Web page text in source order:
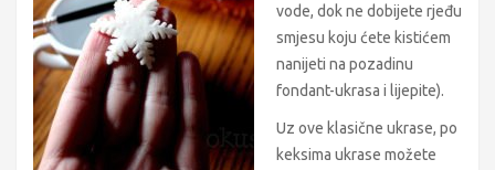
vode, dok ne dobijete rjeđu
smjesu koju ćete kistićem
nanijeti na pozadinu
fondant-ukrasa i lijepite).
Uz ove klasične ukrase, po
keksima ukrase možete